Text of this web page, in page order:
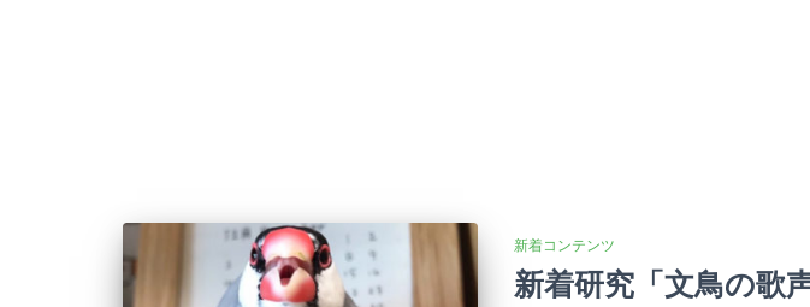
新着コンテンツ
新着研究「文鳥の歌